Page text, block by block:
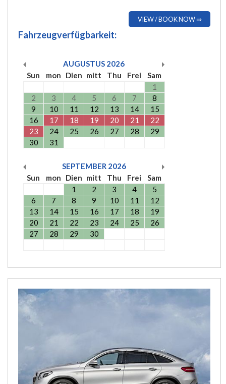
VIEW / BOOK NOW ⇒
Fahrzeugverfügbarkeit:
AUGUSTUS 2026
Sun
mon Dien mitt Thu Frei
Sam
1
2
3 4 5 6 7
8
9
10 11 12 13 14
15
16
17 18 19 20 21
22
23
24 25 26 27 28
29
30
31
SEPTEMBER 2026
Sun
mon Dien mitt Thu Frei
Sam
1
2 3 4
5
6
7 8 9 10 11
12
13
14 15 16 17 18
19
20
21 22 23 24 25
26
27
28 29 30